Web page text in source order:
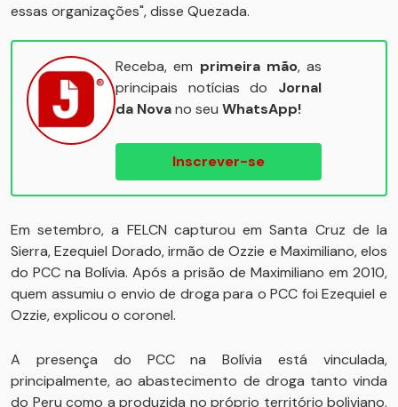
essas organizações", disse Quezada.
Receba, em primeira mão, as
principais notícias do Jornal
da Novano seu WhatsApp!
Inscrever-se
Em setembro, a FELCN capturou em Santa Cruz de la
Sierra, Ezequiel Dorado, irmão de Ozzie e Maximiliano, elos
do PCC na Bolívia. Após a prisão de Maximiliano em 2010,
quem assumiu o envio de droga para o PCC foi Ezequiel e
Ozzie, explicou o coronel.
A presença do PCC na Bolívia está vinculada,
principalmente, ao abastecimento de droga tanto vinda
do Peru como a produzida no próprio território boliviano.